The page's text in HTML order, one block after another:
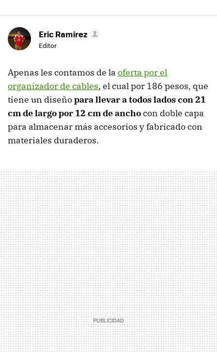
Eric Ramirez
Editor
Apenas les contamos de la oferta por el
organizador de cables, el cual por 186 pesos, que
tiene un diseñopara llevar a todos lados con 21
cm de largo por 12 cm de anchocon doble capa
para almacenar más accesorios y fabricado con
materiales duraderos.